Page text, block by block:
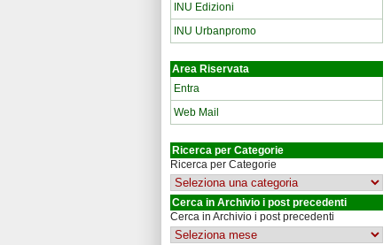
INU Edizioni
INU Urbanpromo
Area Riservata
Entra
Web Mail
Ricerca per Categorie
Ricerca per Categorie
Cerca in Archivio i post precedenti
Cerca in Archivio i post precedenti